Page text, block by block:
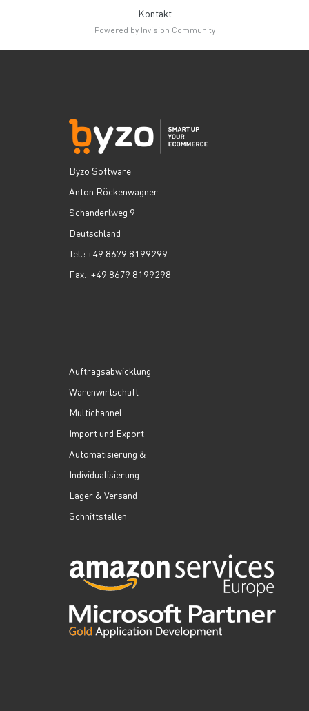
Kontakt
Powered by Invision Community
Byzo Software
Anton Röckenwagner
Schanderlweg 9
Deutschland
Tel.: +49 8679 8199299
Fax.: +49 8679 8199298
Auftragsabwicklung
Warenwirtschaft
Multichannel
Import und Export
Automatisierung &
Individualisierung
Lager & Versand
Schnittstellen